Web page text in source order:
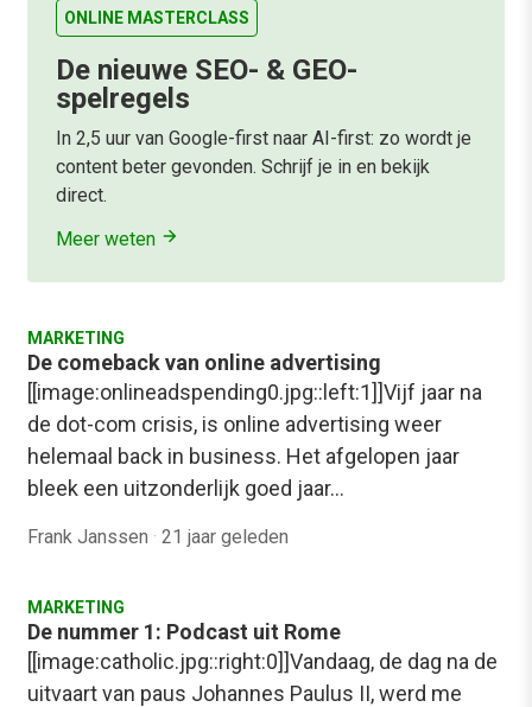
ONLINE MASTERCLASS
De nieuwe SEO- & GEO-
spelregels
In 2,5 uur van Google-first naar AI-first: zo wordt je
content beter gevonden. Schrijf je in en bekijk
direct.
Meer weten
MARKETING
De comeback van online advertising
[[image:onlineadspending0.jpg::left:1]]Vijf jaar na
de dot-com crisis, is online advertising weer
helemaal back in business. Het afgelopen jaar
bleek een uitzonderlijk goed jaar…
Frank Janssen · 21 jaar geleden
MARKETING
De nummer 1: Podcast uit Rome
[[image:catholic.jpg::right:0]]Vandaag, de dag na de
uitvaart van paus Johannes Paulus II, werd me